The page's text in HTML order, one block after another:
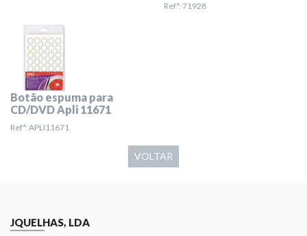
Refª: 71928
Botão espuma para
CD/DVD Apli 11671
Refª: APLI11671
VOLTAR
JQUELHAS, LDA